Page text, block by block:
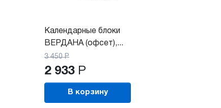
Календарные блоки
ВЕРДАНА (офсет),...
3 450 Р
2 933 Р
В корзину